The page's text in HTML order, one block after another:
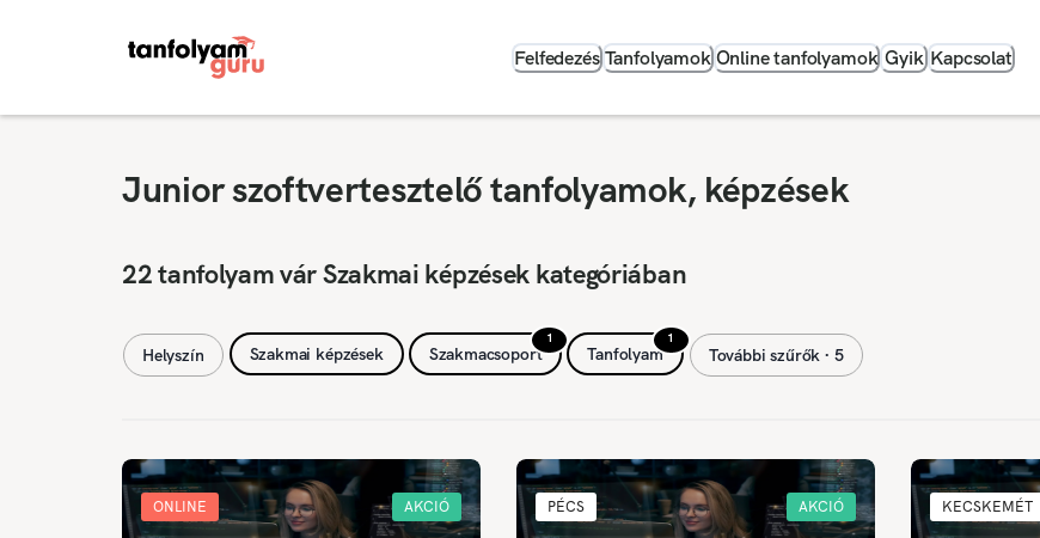
Felfedezés Tanfolyamok Online tanfolyamok Gyik Kapcsolat
Junior szoftvertesztelő tanfolyamok, képzések
22 tanfolyam vár Szakmai képzések kategóriában
Helyszín Szakmai képzések
1
Szakmacsoport
1
Tanfolyam További szűrők ∙ 5
ONLINE AKCIÓ PÉCS AKCIÓ KECSKEMÉT